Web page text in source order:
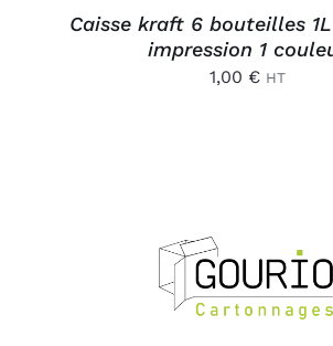
Caisse kraft 6 bouteilles
impression 1
1,00 € HT